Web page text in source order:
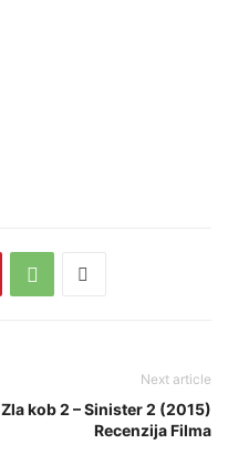
Next article
Zla kob 2 – Sinister 2 (2015)
Recenzija Filma